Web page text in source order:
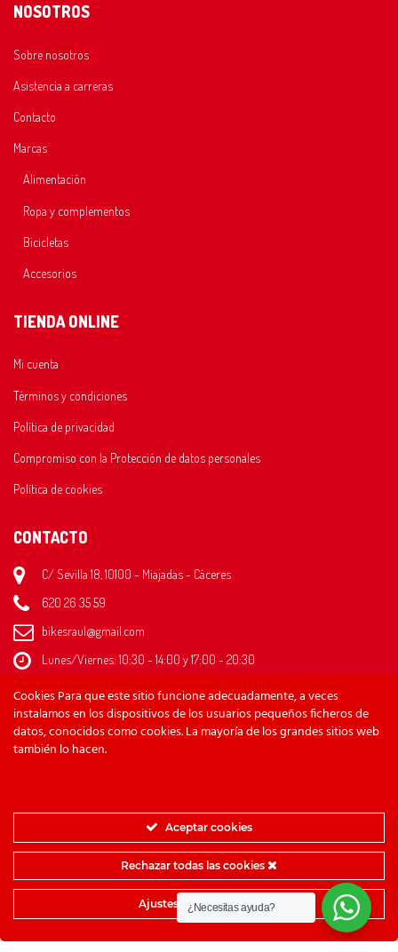
NOSOTROS
Sobre nosotros
Asistencia a carreras
Contacto
Marcas
Alimentación
Ropa y complementos
Bicicletas
Accesorios
TIENDA ONLINE
Mi cuenta
Términos y condiciones
Política de privacidad
Compromiso con la Protección de datos personales
Política de cookies
CONTACTO
C/ Sevilla 18, 10100 - Miajadas - Cáceres
620 26 35 59
bikesraul@gmail.com
Lunes/Viernes: 10:30 - 14:00 y 17:00 - 20:30
Domingo: Cerrado
Copyright © 2021 Bikes Raúl
¿Necesitas ayuda?
Cookies Para que este sitio funcione adecuadamente, a veces
instalamos en los dispositivos de los usuarios pequeños ficheros de
datos, conocidos como cookies. La mayoría de los grandes sitios web
también lo hacen.
Aceptar cookies
Rechazar todas las cookies
Ajustes de cookies